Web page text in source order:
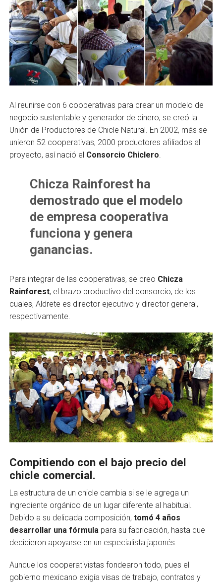
Al reunirse con 6 cooperativas para crear un modelo de
negocio sustentable y generador de dinero, se creó la
Unión de Productores de Chicle Natural. En 2002, más se
unieron 52 cooperativas, 2000 producto­res afiliados al
proyecto, así nació el Consorcio Chiclero.
Chicza Rainforest ha
demostrado que el modelo
de empre­sa cooperativa
funciona y genera
ganancias.
Para integrar de las cooperativas, se creo Chicza
Rainforest, el brazo productivo del consorcio, de los
cuales, Aldrete es director ejecutivo y director general,
respectivamente.
Compitiendo con el bajo precio del
chicle comercial.
La estructura de un chicle cambia si se le agrega un
ingrediente orgánico de un lugar diferente al habitual.
Debido a su delicada composición, tomó 4 años
desarrollar una fórmula para su fabricación, hasta que
decidieron apoyarse en un especialista japonés.
Aunque los cooperativistas fondearon todo, pues el
gobierno mexicano exigía visas de trabajo, contratos y